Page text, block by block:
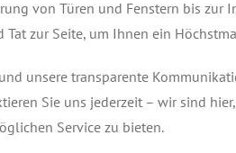
von Türen und Fenstern bis
zur Seite, um Ihnen ein
unsere transparente
Sie uns jederzeit – wir sind
Service zu bieten.